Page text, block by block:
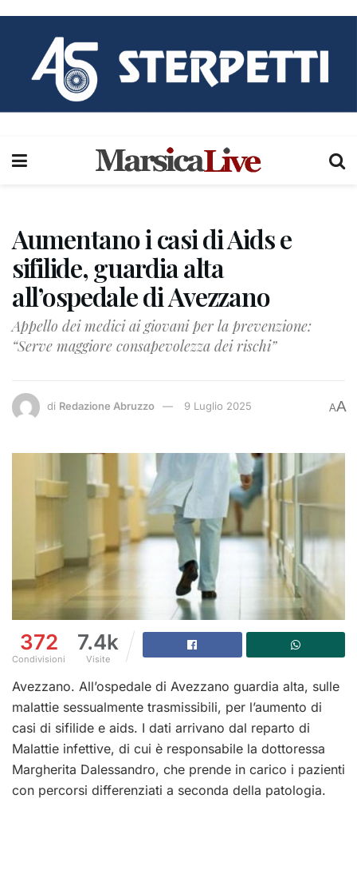
Aumentano i casi di Aids e
sifilide, guardia alta
all’ospedale di Avezzano
Appello dei medici ai giovani per la prevenzione:
“Serve maggiore consapevolezza dei rischi”
di Redazione Abruzzo 9 Luglio 2025 AA
372
Condivisioni
7.4k
Visite
Avezzano. All’ospedale di Avezzano guardia alta, sulle
malattie sessualmente trasmissibili, per l’aumento di
casi di sifilide e aids. I dati arrivano dal reparto di
Malattie infettive, di cui è responsabile la dottoressa
Margherita Dalessandro, che prende in carico i pazienti
con percorsi differenziati a seconda della patologia.